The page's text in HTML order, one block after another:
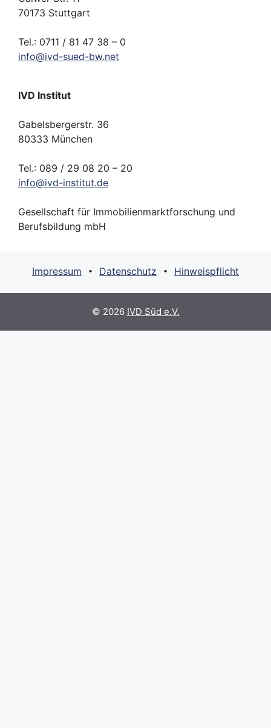
70173 Stuttgart
Tel.: 0711 / 81 47 38 – 0
info@ivd-sued-bw.net
IVD Institut
Gabelsbergerstr. 36
80333 München
Tel.: 089 / 29 08 20 – 20
info@ivd-institut.de
Gesellschaft für Immobilienmarktforschung und
Berufsbildung mbH
Impressum • Datenschutz • Hinweispflicht
© 2026 IVD Süd e.V.